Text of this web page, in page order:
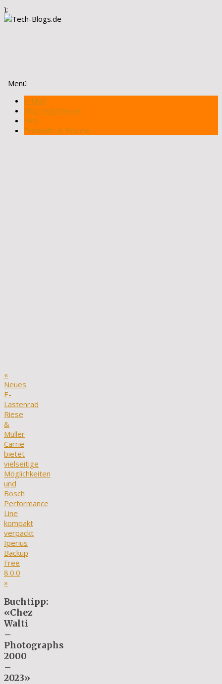
);
Menü
Zum
Inhalt
springen
Artikel
Blog registrieren
FAQ
Produkte & Review
«
Neues
E-
Lastenrad
Riese
&
Müller
Carrie
bietet
vielseitige
Möglichkeiten
und
Bosch
Performance
Line
kompakt
verpackt
Iperius
Backup
Free
8.0.0
»
Buchtipp:
«Chez
Walti
–
Photographs
2000
–
2023»